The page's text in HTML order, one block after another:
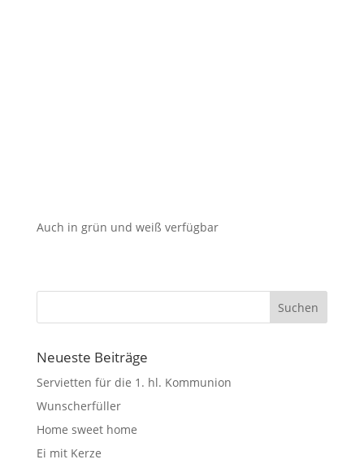
Auch in grün und weiß verfügbar
Suchen
Neueste Beiträge
Servietten für die 1. hl. Kommunion
Wunscherfüller
Home sweet home
Ei mit Kerze